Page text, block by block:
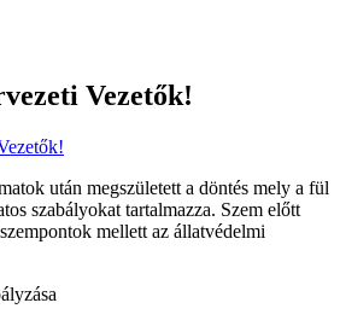
Vezetők!
után megszületett a döntés mely a fül
szabályokat tartalmazza. Szem előtt
mellett az állatvédelmi